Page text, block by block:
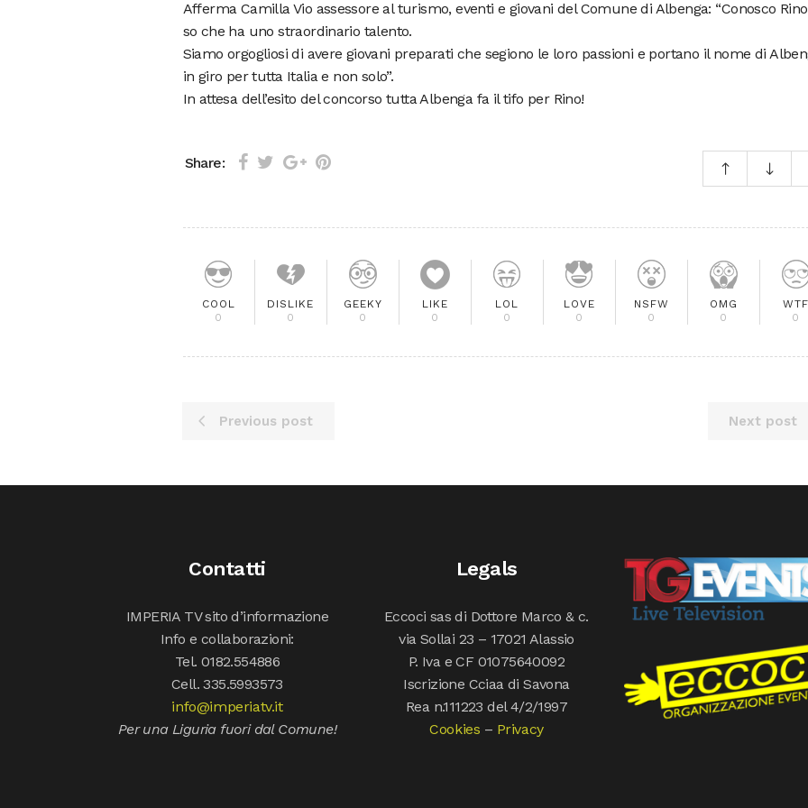
Afferma Camilla Vio assessore al turismo, eventi e giovani del Comune di Albenga: “Conosco
so che ha uno straordinario talento.
Siamo orgogliosi di avere giovani preparati che segiono le loro passioni e portano il nome di
in giro per tutta Italia e non solo”.
In attesa dell’esito del concorso tutta Albenga fa il tifo per Rino!
Share:
COOL
0
DISLIKE
0
GEEKY
0
LIKE
0
LOL
0
LOVE
0
NSFW
0
OMG
0
WTF
0
Previous post Next post
Contatti
IMPERIA TV sito d’informazione
Info e collaborazioni:
Tel. 0182.554886
Cell. 335.5993573
info@imperiatv.it
Per una Liguria fuori dal Comune!
Legals
Eccoci sas di Dottore Marco & c.
via Sollai 23 – 17021 Alassio
P. Iva e CF 01075640092
Iscrizione Cciaa di Savona
Rea n.111223 del 4/2/1997
Cookies – Privacy